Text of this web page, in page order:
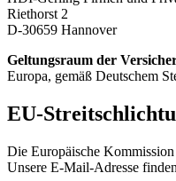
Riethorst 2
D-30659 Hannover
Geltungsraum der
Europa, gemäß Deutschem
EU-
Die Europäische
Unsere E-Mail-Adresse